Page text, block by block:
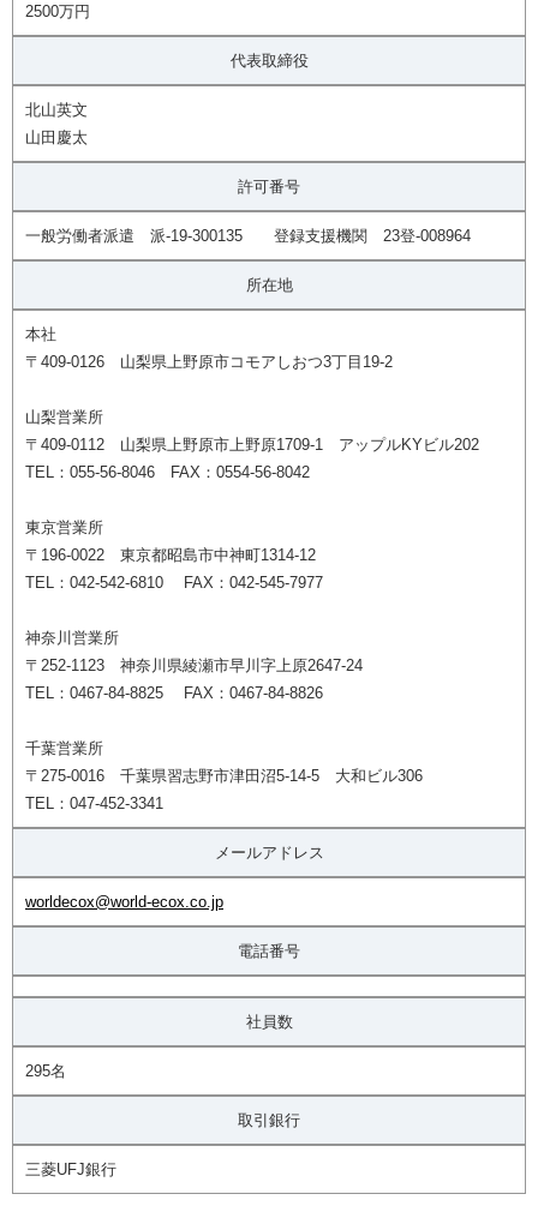
2500万円
代表取締役
北山英文
山田慶太
許可番号
一般労働者派遣 派-19-300135 登録支援機関 23登-008964
所在地
本社
〒409-0126 山梨県上野原市コモアしおつ3丁目19-2
山梨営業所
〒409-0112 山梨県上野原市上野原1709-1 アップルKYビル202
TEL：055-56-8046 FAX：0554-56-8042
東京営業所
〒196-0022 東京都昭島市中神町1314-12
TEL：042-542-6810 FAX：042-545-7977
神奈川営業所
〒252-1123 神奈川県綾瀬市早川字上原2647-24
TEL：0467-84-8825 FAX：0467-84-8826
千葉営業所
〒275-0016 千葉県習志野市津田沼5-14-5 大和ビル306
TEL：047-452-3341
メールアドレス
worldecox@world-ecox.co.jp
電話番号
社員数
295名
取引銀行
三菱UFJ銀行